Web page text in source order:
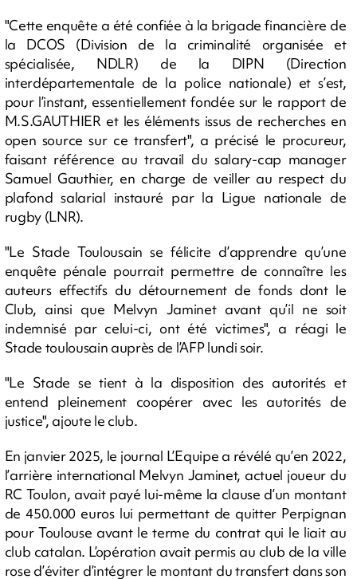
"Cette enquête a été confiée à la brigade financière de
la DCOS (Division de la criminalité organisée et
spécialisée, NDLR) de la DIPN (Direction
interdépartementale de la police nationale) et s’est,
pour l’instant, essentiellement fondée sur le rapport de
M.S.GAUTHIER et les éléments issus de recherches en
open source sur ce transfert", a précisé le procureur,
faisant référence au travail du salary-cap manager
Samuel Gauthier, en charge de veiller au respect du
plafond salarial instauré par la Ligue nationale de
rugby (LNR).
"Le Stade Toulousain se félicite d’apprendre qu’une
enquête pénale pourrait permettre de connaître les
auteurs effectifs du détournement de fonds dont le
Club, ainsi que Melvyn Jaminet avant qu’il ne soit
indemnisé par celui-ci, ont été victimes", a réagi le
Stade toulousain auprès de l’AFP lundi soir.
"Le Stade se tient à la disposition des autorités et
entend pleinement coopérer avec les autorités de
justice", ajoute le club.
En janvier 2025, le journal L’Equipe a révélé qu’en 2022,
l’arrière international Melvyn Jaminet, actuel joueur du
RC Toulon, avait payé lui-même la clause d’un montant
de 450.000 euros lui permettant de quitter Perpignan
pour Toulouse avant le terme du contrat qui le liait au
club catalan. L’opération avait permis au club de la ville
rose d’éviter d’intégrer le montant du transfert dans son